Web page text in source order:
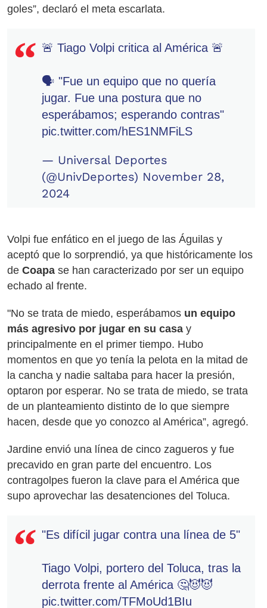
goles”, declaró el meta escarlata.
🚨 Tiago Volpi critica al América 🚨
🗣 "Fue un equipo que no quería
jugar. Fue una postura que no
esperábamos; esperando contras"
pic.twitter.com/hES1NMFiLS
— Universal Deportes
(@UnivDeportes) November 28,
2024
Volpi fue enfático en el juego de las Águilas y
aceptó que lo sorprendió, ya que históricamente los
de Coapa se han caracterizado por ser un equipo
echado al frente.
"No se trata de miedo, esperábamos un equipo
más agresivo por jugar en su casa y
principalmente en el primer tiempo. Hubo
momentos en que yo tenía la pelota en la mitad de
la cancha y nadie saltaba para hacer la presión,
optaron por esperar. No se trata de miedo, se trata
de un planteamiento distinto de lo que siempre
hacen, desde que yo conozco al América”, agregó.
Jardine envió una línea de cinco zagueros y fue
precavido en gran parte del encuentro. Los
contragolpes fueron la clave para el América que
supo aprovechar las desatenciones del Toluca.
"Es difícil jugar contra una línea de 5"
Tiago Volpi, portero del Toluca, tras la
derrota frente al América 🤔😈😈
pic.twitter.com/TFMoUd1BIu